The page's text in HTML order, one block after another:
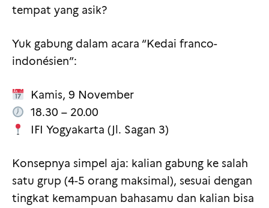
tempat yang asik?
Yuk gabung dalam acara “Kedai franco-
indonésien”:
Kamis, 9 November
18.30 – 20.00
IFI Yogyakarta (Jl. Sagan 3)
Konsepnya simpel aja: kalian gabung ke salah
satu grup (4-5 orang maksimal), sesuai dengan
tingkat kemampuan bahasamu dan kalian bisa